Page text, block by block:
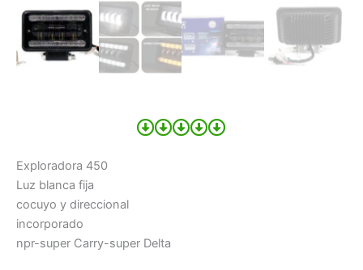
Exploradora 450
Luz blanca fija
cocuyo y direccional
incorporado
npr-super Carry-super Delta